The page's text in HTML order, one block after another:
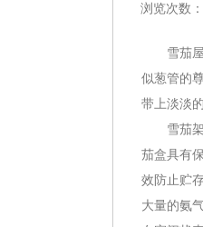
浏览次数
雪茄屋
似葱管的
带上淡淡
雪茄架
茄盒具有
效防止贮
大量的氨